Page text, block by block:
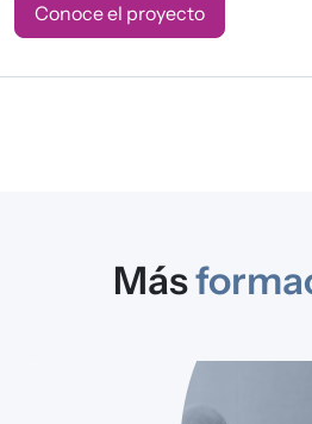
Conoce el proyecto
Más